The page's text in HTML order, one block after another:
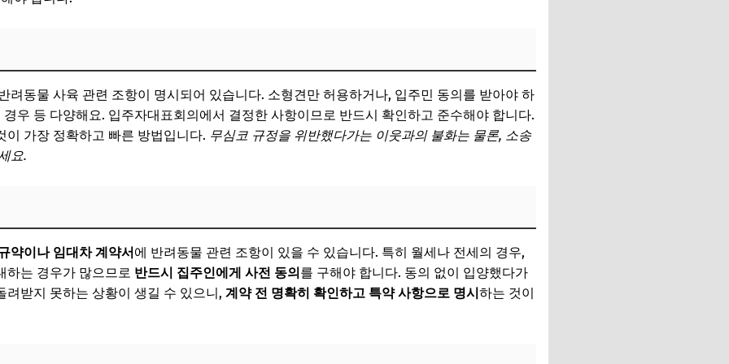
려동물 사육 관련 조항이 명시되어 있습니다. 소형견만 허용하거나, 입주민 동의를 받아야 하
우 등 다양해요. 입주자대표회의에서 결정한 사항이므로 반드시 확인하고 준수해야 합니다.
이 가장 정확하고 빠른 방법입니다. 무심코 규정을 위반했다가는 이웃과의 불화는 물론, 소송
요.
약이나 임대차 계약서에 반려동물 관련 조항이 있을 수 있습니다. 특히 월세나 전세의 경우,
하는 경우가 많으므로 반드시 집주인에게 사전 동의를 구해야 합니다. 동의 없이 입양했다가
받지 못하는 상황이 생길 수 있으니, 계약 전 명확히 확인하고 특약 사항으로 명시하는 것이